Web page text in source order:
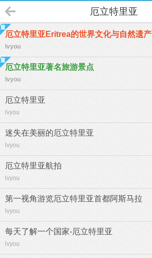
厄立特里亚
厄立特里亚Eritrea的世界文化与自然遗产
lvyou
厄立特里亚著名旅游景点
lvyou
厄立特里亚
lvyou
迷失在美丽的厄立特里亚
lvyou
厄立特里亚航拍
lvyou
第一视角游览厄立特里亚首都阿斯马拉
lvyou
每天了解一个国家-厄立特里亚
lvyou